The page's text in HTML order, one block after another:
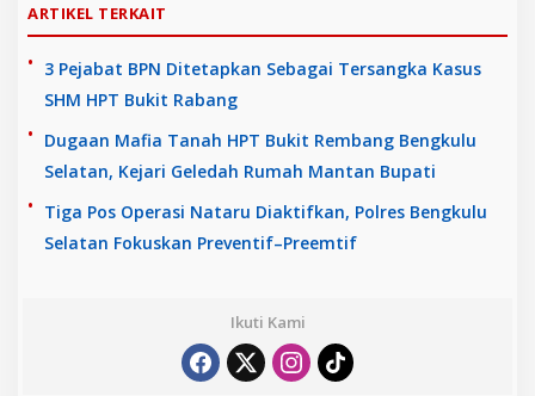
ARTIKEL TERKAIT
3 Pejabat BPN Ditetapkan Sebagai Tersangka Kasus
SHM HPT Bukit Rabang
Dugaan Mafia Tanah HPT Bukit Rembang Bengkulu
Selatan, Kejari Geledah Rumah Mantan Bupati
Tiga Pos Operasi Nataru Diaktifkan, Polres Bengkulu
Selatan Fokuskan Preventif–Preemtif
Ikuti Kami